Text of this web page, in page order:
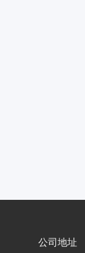
公司地址